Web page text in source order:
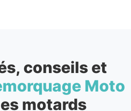
conseils et
Moto
motards